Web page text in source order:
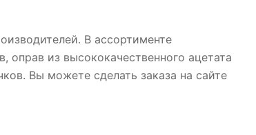
В ассортименте
из высококачественного ацетата
Вы можете сделать заказа на сайте